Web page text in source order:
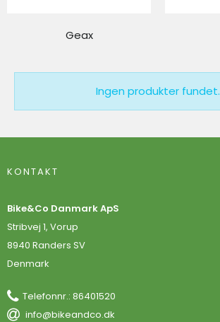
Geax
Ingen produkter fundet.
KONTAKT
Bike&Co Danmark ApS
Stribvej 1, Vorup
8940 Randers SV
Denmark
Telefonnr.: 86401520
info@bikeandco.dk